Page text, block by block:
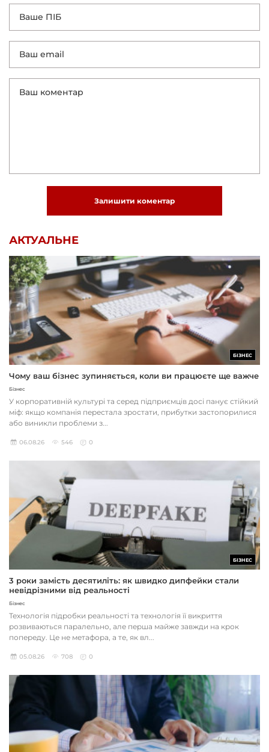
Залишити коментар
АКТУАЛЬНЕ
БІЗНЕС
Чому ваш бізнес зупиняється, коли ви працюєте ще важче
Бізнес
У корпоративній культурі та серед підприємців досі панує стійкий
міф: якщо компанія перестала зростати, прибутки застопорилися
або виникли проблеми з...
06.08.26 546 0
БІЗНЕС
3 роки замість десятиліть: як швидко дипфейки стали
невідрізними від реальності
Бізнес
Технологія підробки реальності та технологія її викриття
розвиваються паралельно, але перша майже завжди на крок
попереду. Це не метафора, а те, як вл...
05.08.26 708 0